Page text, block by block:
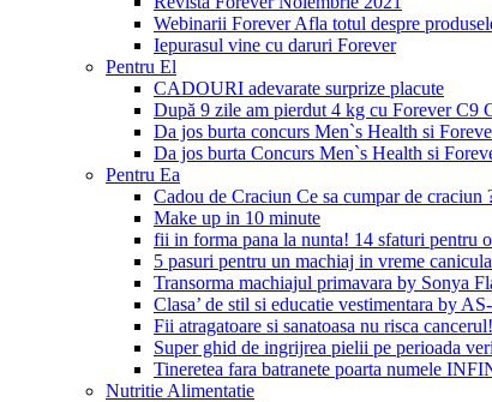
Webinarii Forever Afla totul despre
Iepurasul vine cu daruri Forever
Pentru El
CADOURI adevarate surprize placute
După 9 zile am pierdut 4 kg cu Forever C9
Da jos burta concurs Men`s Health si
Da jos burta Concurs Men`s Health si
Pentru Ea
Cadou de Craciun Ce sa cumpar de craciun
Make up in 10 minute
fii in forma pana la nunta! 14 sfaturi pentru
5 pasuri pentru un machiaj in vreme
Transorma machiajul primavara by Sonya
Clasa’ de stil si educatie vestimentara by
Fii atragatoare si sanatoasa nu risca cancerul!
Super ghid de ingrijrea pielii pe perioada
Tineretea fara batranete poarta numele
Nutritie Alimentatie